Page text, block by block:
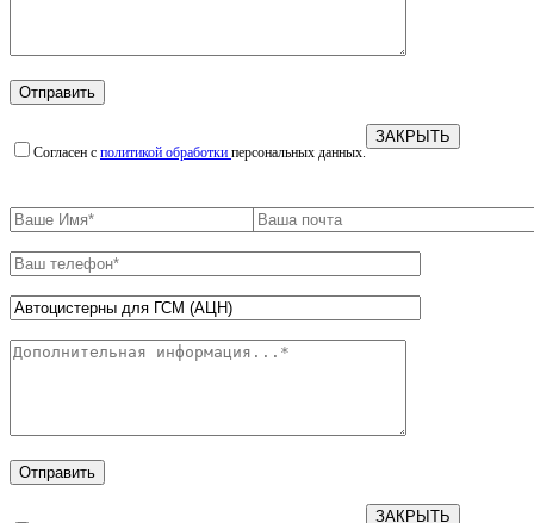
Согласен с политикой обработки персональных данных.
ЗАКРЫТЬ
ЗАКРЫТЬ